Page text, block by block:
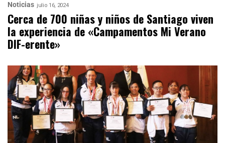
Noticias julio 16, 2024
Cerca de 700 niñas y niños de Santiago viven
la experiencia de «Campamentos Mi Verano
DIF-erente»